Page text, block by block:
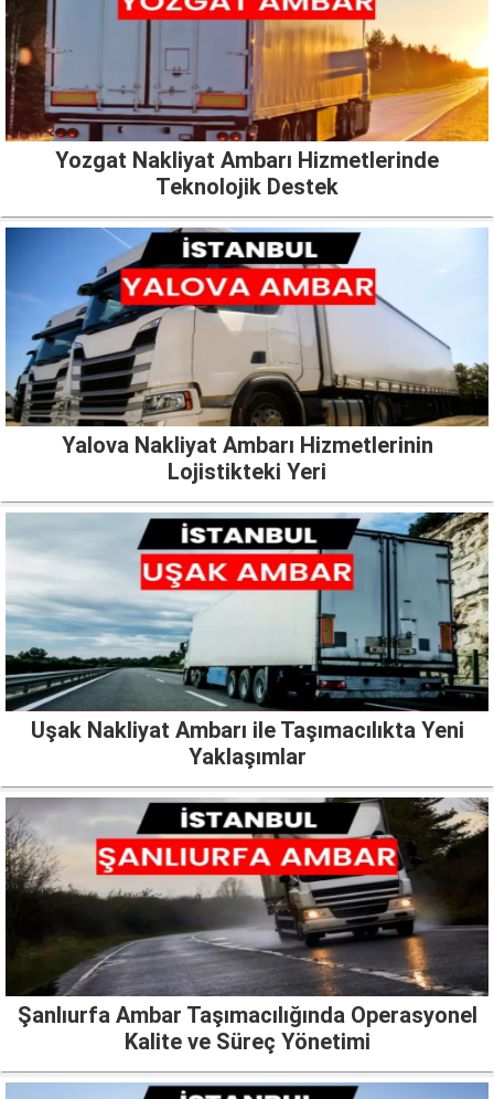
Yozgat Nakliyat Ambarı Hizmetlerinde
Teknolojik Destek
Yalova Nakliyat Ambarı Hizmetlerinin
Lojistikteki Yeri
Uşak Nakliyat Ambarı ile Taşımacılıkta Yeni
Yaklaşımlar
Şanlıurfa Ambar Taşımacılığında Operasyonel
Kalite ve Süreç Yönetimi